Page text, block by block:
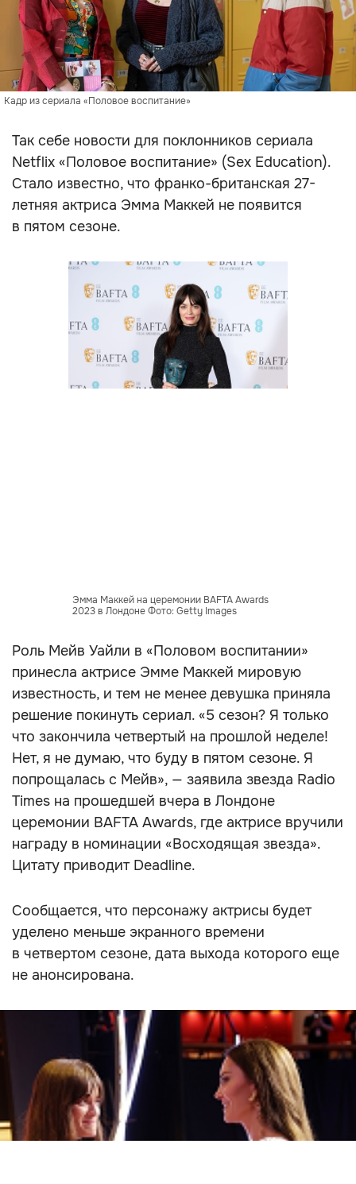
Кадр из сериала «Половое воспитание»
Так себе новости для поклонников сериала
Netflix «Половое воспитание» (Sex Education).
Стало известно, что франко-британская 27-
летняя актриса Эмма Маккей не появится
в пятом сезоне.
Эмма Маккей на церемонии BAFTA Awards
2023 в Лондоне Фото: Getty Images
Роль Мейв Уайли в «Половом воспитании»
принесла актрисе Эмме Маккей мировую
известность, и тем не менее девушка приняла
решение покинуть сериал. «5 сезон? Я только
что закончила четвертый на прошлой неделе!
Нет, я не думаю, что буду в пятом сезоне. Я
попрощалась с Мейв», — заявила звезда Radio
Times на прошедшей вчера в Лондоне
церемонии BAFTA Awards, где актрисе вручили
награду в номинации «Восходящая звезда».
Цитату приводит Deadline.
Сообщается, что персонажу актрисы будет
уделено меньше экранного времени
в четвертом сезоне, дата выхода которого еще
не анонсирована.